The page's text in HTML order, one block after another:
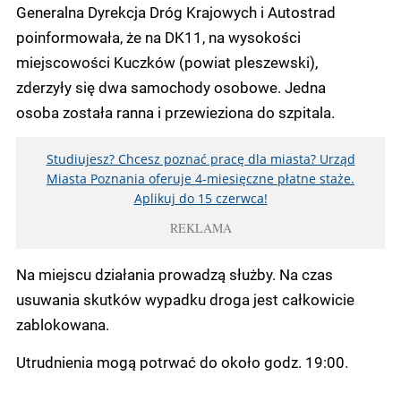
Generalna Dyrekcja Dróg Krajowych i Autostrad
poinformowała, że na DK11, na wysokości
miejscowości Kuczków (powiat pleszewski),
zderzyły się dwa samochody osobowe. Jedna
osoba została ranna i przewieziona do szpitala.
Studiujesz? Chcesz poznać pracę dla miasta? Urząd
Miasta Poznania oferuje 4-miesięczne płatne staże.
Aplikuj do 15 czerwca!
REKLAMA
Na miejscu działania prowadzą służby. Na czas
usuwania skutków wypadku droga jest całkowicie
zablokowana.
Utrudnienia mogą potrwać do około godz. 19:00.